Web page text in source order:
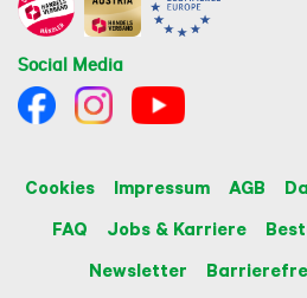
Social Media
Cookies Impressum AGB
FAQ
Jobs & Karriere
Newsletter